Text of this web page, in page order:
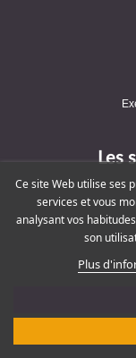
Les
Ce site Web utilise ses
services et vous
analysant vos
son
Plus